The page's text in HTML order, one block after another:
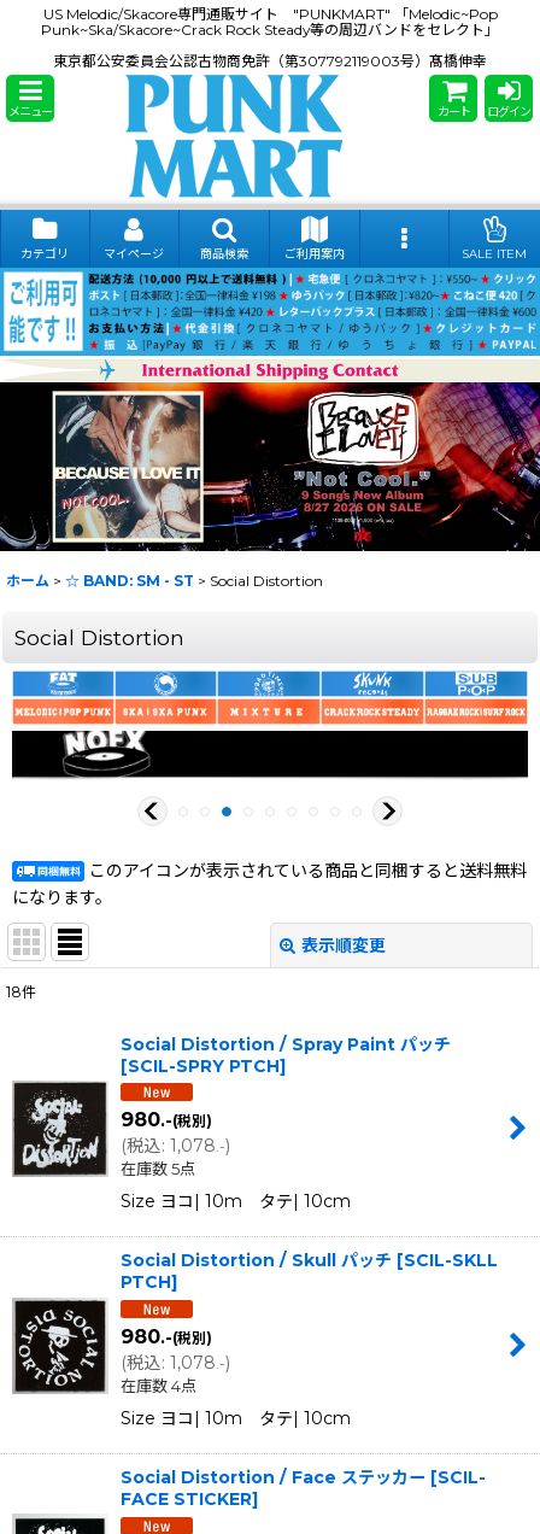
US Melodic/Skacore専門通販サイト "PUNKMART" 「Melodic~Pop
Punk~Ska/Skacore~Crack Rock Steady等の周辺バンドをセレクト」
東京都公安委員会公認古物商免許（第307792119003号）髙橋伸幸
メニュー カート ログイン
カテゴリ マイページ 商品検索 ご利用案内 SALE ITEM
ホーム > ☆ BAND: SM - ST > Social Distortion
Social Distortion
このアイコンが表示されている商品と同梱すると送料無料
になります。
表示順変更
並び順:
絞り込む
18件
Social Distortion / Spray Paint パッチ
[SCIL-SPRY PTCH]
980.-(税別)
(税込: 1,078.-)
在庫数 5点
Size ヨコ| 10m タテ| 10cm
Social Distortion / Skull パッチ [SCIL-SKLL
PTCH]
980.-(税別)
(税込: 1,078 .-)
在庫数 4点
Size ヨコ| 10m タテ| 10cm
Social Distortion / Face ステッカー [SCIL-
FACE STICKER]